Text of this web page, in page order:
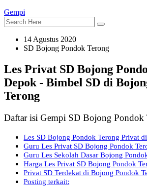
Gempi
14 Agustus 2020
SD Bojong Pondok Terong
Les Privat SD Bojong
Depok - Bimbel SD di
Terong
Daftar isi Gempi SD Bojong Pondok
Les SD Bojong Pondok Terong Privat
Guru Les Privat SD Bojong Pondok
Guru Les Sekolah Dasar Bojong
Harga Les Privat SD Bojong Pondok
Privat SD Terdekat di Bojong Pondok
Posting terkait: